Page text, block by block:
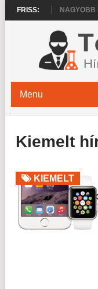
FRISS:
2026 NAGYOBB
Menu
Kiemelt
KIEMELT